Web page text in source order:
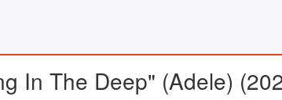
In The Deep" (Adele)